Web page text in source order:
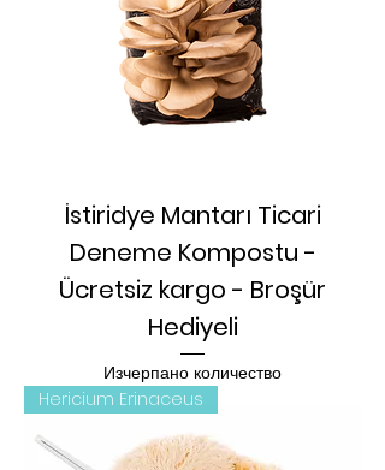
İstiridye Mantarı Ticari
Deneme Kompostu -
Ücretsiz kargo - Broşür
Hediyeli
Изчерпано количество
Hericium Erinaceus